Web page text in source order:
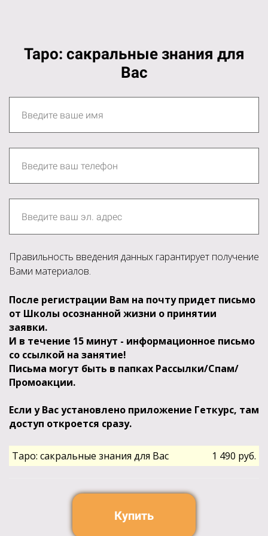
Таро: сакральные знания для
Вас
Правильность введения данных гарантирует получение
Вами материалов.
После регистрации Вам на почту придет письмо
от Школы осознанной жизни о принятии
заявки.
И в течение 15 минут - информационное письмо
со ссылкой на занятие!
Письма могут быть в папках Рассылки/Спам/
Промоакции.
Если у Вас установлено приложение Геткурс, там
доступ откроется сразу.
Таро: сакральные знания для Вас 1 490 руб.
Купить